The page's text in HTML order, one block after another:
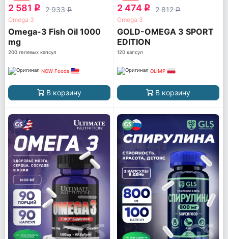
2 581 q 2 933q
Omega 3
Omega-3 Fish Oil 1000
mg
200 гелевых капсул
NOW Foods
В корзину
2 474 q 2 812q
Omega 3
GOLD-OMEGA 3 SPORT
EDITION
120 капсул
OLIMP
В корзину